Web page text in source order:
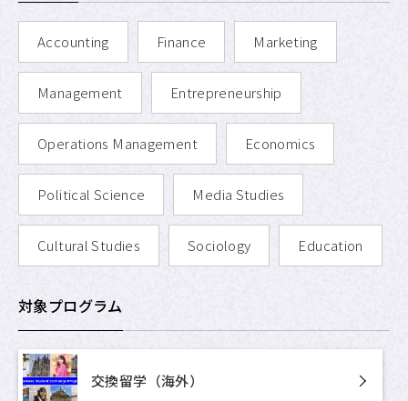
Accounting Finance Marketing
Management Entrepreneurship
Operations Management Economics
Political Science Media Studies
Cultural Studies Sociology Education
対象プログラム
交換留学（海外）